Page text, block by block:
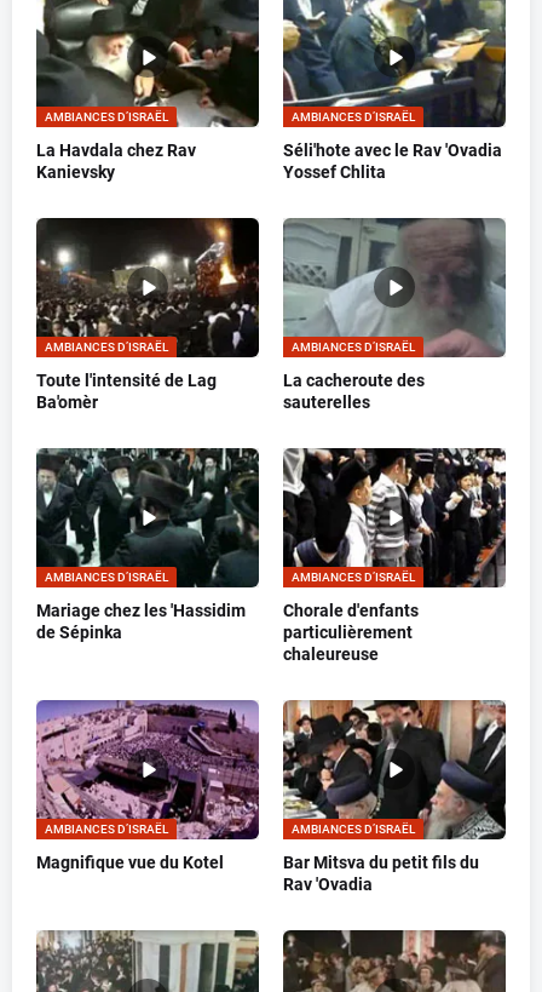
AMBIANCES D’ISRAËL
La Havdala chez Rav
Kanievsky
AMBIANCES D’ISRAËL
Séli'hote avec le Rav 'Ovadia
Yossef Chlita
AMBIANCES D’ISRAËL
Toute l'intensité de Lag
Ba'omèr
AMBIANCES D’ISRAËL
La cacheroute des
sauterelles
AMBIANCES D’ISRAËL
Mariage chez les 'Hassidim
de Sépinka
AMBIANCES D’ISRAËL
Chorale d'enfants
particulièrement
chaleureuse
AMBIANCES D’ISRAËL
Magnifique vue du Kotel
AMBIANCES D’ISRAËL
Bar Mitsva du petit fils du
Rav 'Ovadia